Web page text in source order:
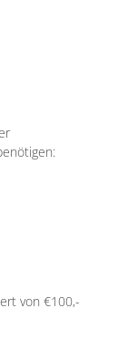
von €100,-